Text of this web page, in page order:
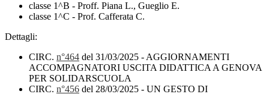
classe 1^B - Proff. Piana L., Gueglio E.
classe 1^C - Prof. Cafferata C.
Dettagli:
CIRC. n°464 del 31/03/2025 - AGGIORNAMENTI
ACCOMPAGNATORI USCITA DIDATTICA A GENOVA
PER SOLIDARSCUOLA
CIRC. n°456 del 28/03/2025 - UN GESTO DI